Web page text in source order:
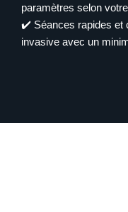
paramètres selon
✔️ Séances rapides et
invasive avec un